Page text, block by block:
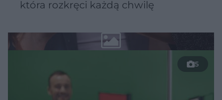
która rozkręci każdą chwilę
5